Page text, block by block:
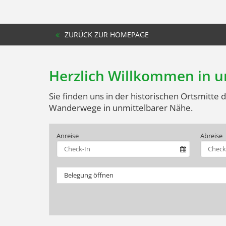
ZURÜCK ZUR HOMEPAGE
Herzlich Willkommen in
Sie finden uns in der historischen Ortsmitte
Wanderwege in unmittelbarer Nähe.
Anreise Abreise
Belegung öffnen